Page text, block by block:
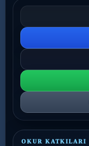
OKUR KATKILARI